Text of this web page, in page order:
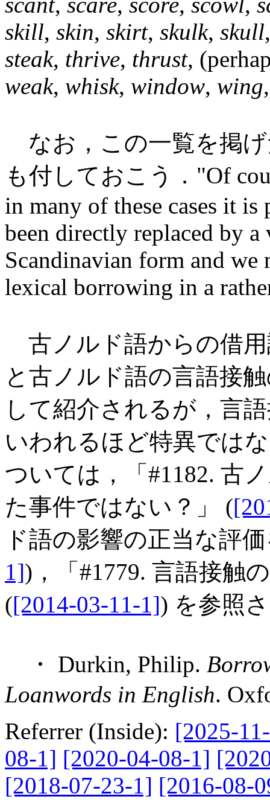
skill, skin, skirt, skulk, skull
steak, thrive, thrust,
weak, whisk, window, wing
なお，この一覧を掲げ
も付しておこう．"Of
in many of these cases it is
been directly replaced by
Scandinavian form and we
lexical borrowing in a
古ノルド語からの借
と古ノルド語の言語接
して紹介されるが，言
いわれるほど特異では
ついては，「#1182. 古
た事件ではない？」 (
ド語の影響の正当な評
1])，「#1779. 言語接触
([2014-03-11-1]) を参照
・ Durkin, Philip.
Loanwords in English.
Referrer (Inside): [2025-
08-1] [2020-04-08-1]
[2018-07-23-1] [2016-08-